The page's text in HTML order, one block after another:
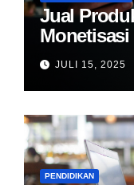
Jual
JULI 15, 2025
PENDIDIKAN